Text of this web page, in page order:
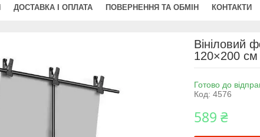
ДОСТАВКА І ОПЛАТА ПОВЕРНЕННЯ ТА ОБМІН КОНТАКТИ
Вініловий
120×200
Готово до
Код: 4576
589 ₴